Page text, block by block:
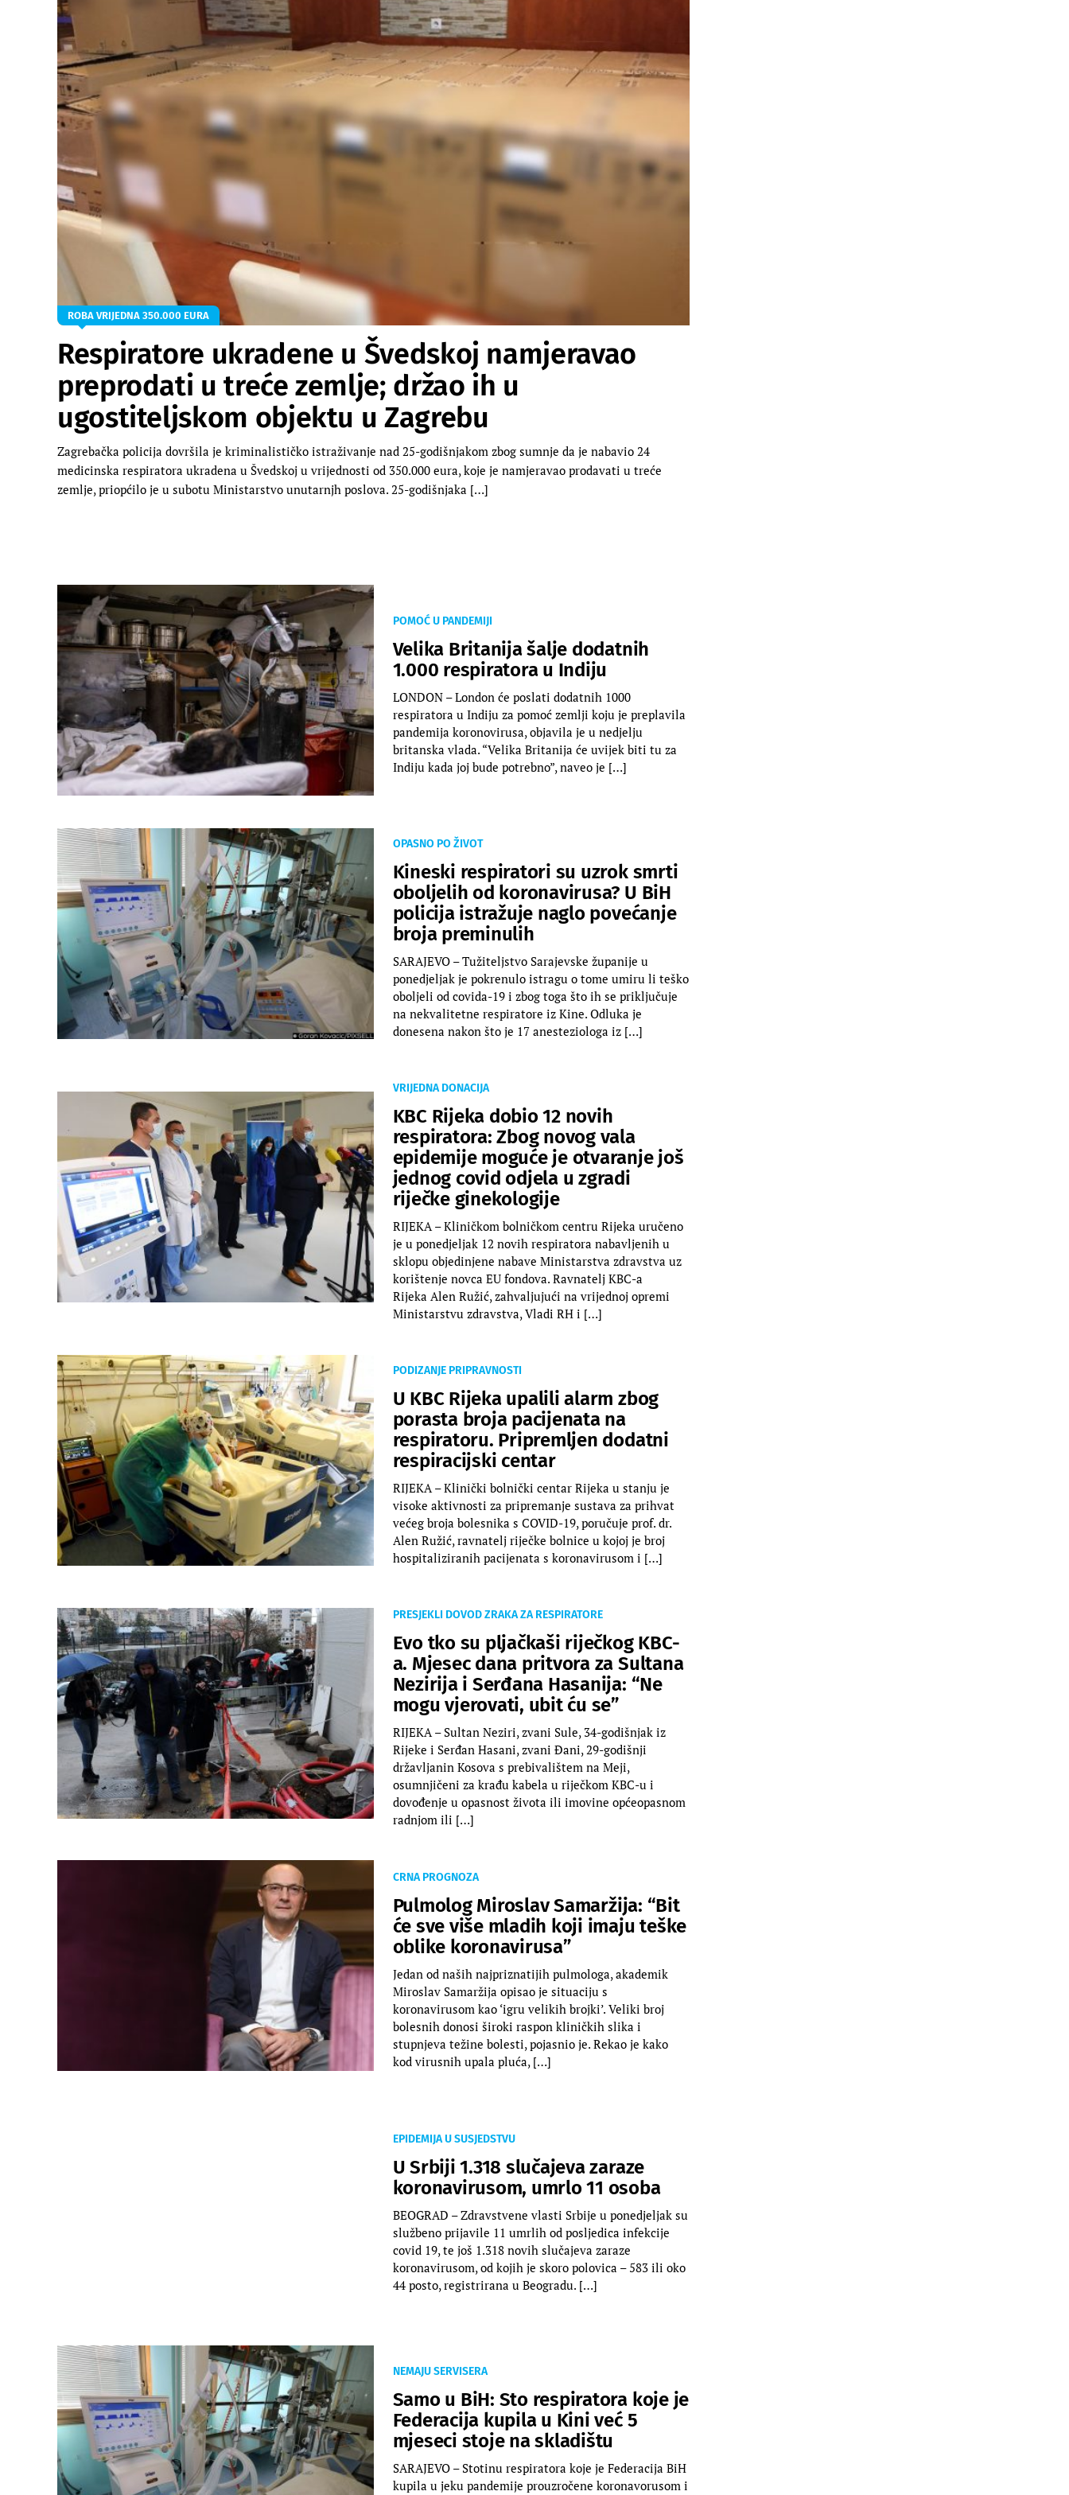
ROBA VRIJEDNA 350.000 EURA
Respiratore ukradene u Švedskoj namjeravao
preprodati u treće zemlje; držao ih u
ugostiteljskom objektu u Zagrebu
Zagrebačka policija dovršila je kriminalističko istraživanje nad 25-godišnjakom zbog sumnje da je nabavio 24
medicinska respiratora ukradena u Švedskoj u vrijednosti od 350.000 eura, koje je namjeravao prodavati u treće
zemlje, priopćilo je u subotu Ministarstvo unutarnjh poslova. 25-godišnjaka […]
POMOĆ U PANDEMIJI
Velika Britanija šalje dodatnih
1.000 respiratora u Indiju
LONDON – London će poslati dodatnih 1000
respiratora u Indiju za pomoć zemlji koju je preplavila
pandemija koronovirusa, objavila je u nedjelju
britanska vlada. “Velika Britanija će uvijek biti tu za
Indiju kada joj bude potrebno”, naveo je […]
OPASNO PO ŽIVOT
Kineski respiratori su uzrok smrti
oboljelih od koronavirusa? U BiH
policija istražuje naglo povećanje
broja preminulih
SARAJEVO – Tužiteljstvo Sarajevske županije u
ponedjeljak je pokrenulo istragu o tome umiru li teško
oboljeli od covida-19 i zbog toga što ih se priključuje
na nekvalitetne respiratore iz Kine. Odluka je
donesena nakon što je 17 anesteziologa iz […]
VRIJEDNA DONACIJA
KBC Rijeka dobio 12 novih
respiratora: Zbog novog vala
epidemije moguće je otvaranje još
jednog covid odjela u zgradi
riječke ginekologije
RIJEKA – Kliničkom bolničkom centru Rijeka uručeno
je u ponedjeljak 12 novih respiratora nabavljenih u
sklopu objedinjene nabave Ministarstva zdravstva uz
korištenje novca EU fondova. Ravnatelj KBC-a
Rijeka Alen Ružić, zahvaljujući na vrijednoj opremi
Ministarstvu zdravstva, Vladi RH i […]
PODIZANJE PRIPRAVNOSTI
U KBC Rijeka upalili alarm zbog
porasta broja pacijenata na
respiratoru. Pripremljen dodatni
respiracijski centar
RIJEKA – Klinički bolnički centar Rijeka u stanju je
visoke aktivnosti za pripremanje sustava za prihvat
većeg broja bolesnika s COVID-19, poručuje prof. dr.
Alen Ružić, ravnatelj riječke bolnice u kojoj je broj
hospitaliziranih pacijenata s koronavirusom i […]
PRESJEKLI DOVOD ZRAKA ZA RESPIRATORE
Evo tko su pljačkaši riječkog KBC-
a. Mjesec dana pritvora za Sultana
Nezirija i Serđana Hasanija: “Ne
mogu vjerovati, ubit ću se”
RIJEKA – Sultan Neziri, zvani Sule, 34-godišnjak iz
Rijeke i Serđan Hasani, zvani Đani, 29-godišnji
državljanin Kosova s prebivalištem na Meji,
osumnjičeni za krađu kabela u riječkom KBC-u i
dovođenje u opasnost života ili imovine općeopasnom
radnjom ili […]
CRNA PROGNOZA
Pulmolog Miroslav Samaržija: “Bit
će sve više mladih koji imaju teške
oblike koronavirusa”
Jedan od naših najpriznatijih pulmologa, akademik
Miroslav Samaržija opisao je situaciju s
koronavirusom kao ‘igru velikih brojki’. Veliki broj
bolesnih donosi široki raspon kliničkih slika i
stupnjeva težine bolesti, pojasnio je. Rekao je kako
kod virusnih upala pluća, […]
EPIDEMIJA U SUSJEDSTVU
U Srbiji 1.318 slučajeva zaraze
koronavirusom, umrlo 11 osoba
BEOGRAD – Zdravstvene vlasti Srbije u ponedjeljak su
službeno prijavile 11 umrlih od posljedica infekcije
covid 19, te još 1.318 novih slučajeva zaraze
koronavirusom, od kojih je skoro polovica – 583 ili oko
44 posto, registrirana u Beogradu. […]
NEMAJU SERVISERA
Samo u BiH: Sto respiratora koje je
Federacija kupila u Kini već 5
mjeseci stoje na skladištu
SARAJEVO – Stotinu respiratora koje je Federacija BiH
kupila u jeku pandemije prouzročene koronavorusom i